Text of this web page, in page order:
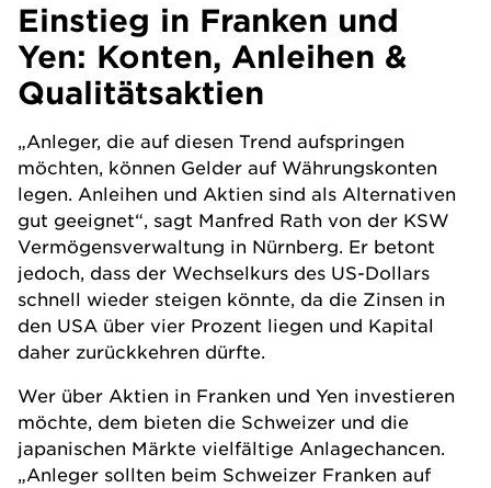
Einstieg in Franken und
Yen: Konten, Anleihen &
Qualitätsaktien
„Anleger, die auf diesen Trend aufspringen
möchten, können Gelder auf Währungskonten
legen. Anleihen und Aktien sind als Alternativen
gut geeignet“, sagt Manfred Rath von der KSW
Vermögensverwaltung in Nürnberg. Er betont
jedoch, dass der Wechselkurs des US-Dollars
schnell wieder steigen könnte, da die Zinsen in
den USA über vier Prozent liegen und Kapital
daher zurückkehren dürfte.
Wer über Aktien in Franken und Yen investieren
möchte, dem bieten die Schweizer und die
japanischen Märkte vielfältige Anlagechancen.
„Anleger sollten beim Schweizer Franken auf